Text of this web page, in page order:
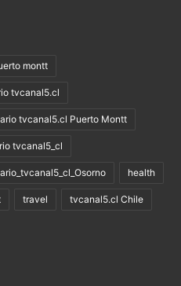
montt
tvcanal5.cl
tvcanal5.cl Puerto Montt
tvcanal5_cl
health
travel tvcanal5.cl Chile